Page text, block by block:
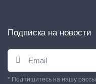
Подписка на новости
* Подпишитесь на нашу